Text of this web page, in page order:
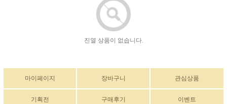
진열 상품이 없습니다.
마이페이지 장바구니 관심상품
기획전 구매후기 이벤트